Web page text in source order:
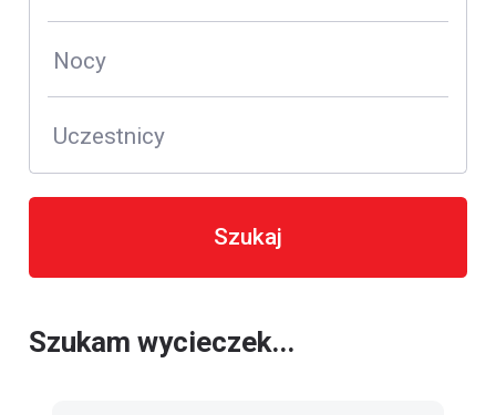
Nocy
Uczestnicy
Szukaj
Szukam wycieczek...